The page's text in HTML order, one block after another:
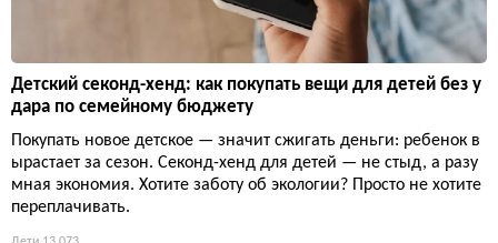
Детский секонд-хенд: как покупать вещи для детей без у
дара по семейному бюджету
Покупать новое детское — значит сжигать деньги: ребенок в
ырастает за сезон. Секонд-хенд для детей — не стыд, а разу
мная экономия. Хотите заботу об экологии? Просто не хотите
переплачивать.